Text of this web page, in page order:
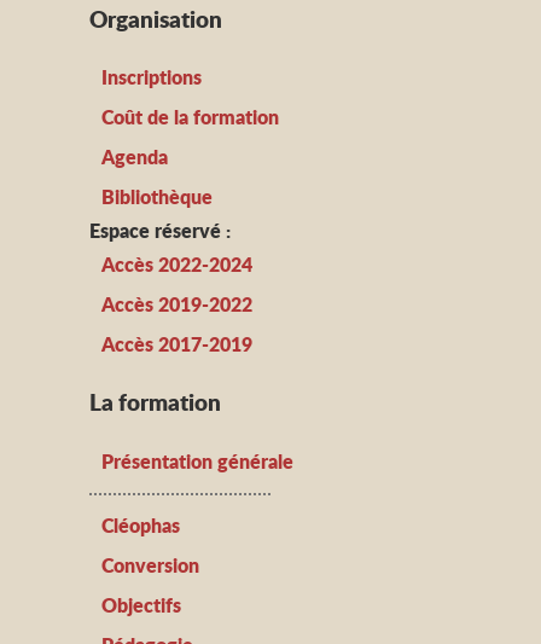
Organisation
Inscriptions
Coût de la formation
Agenda
Bibliothèque
Espace réservé :
Accès 2022-2024
Accès 2019-2022
Accès 2017-2019
La formation
Présentation générale
Cléophas
Conversion
Objectifs